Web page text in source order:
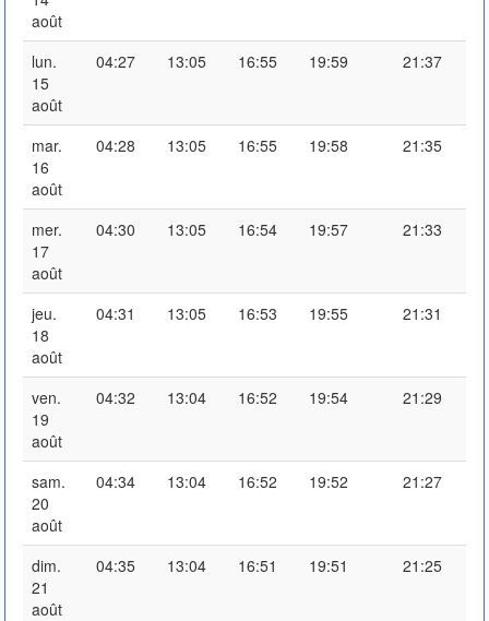
août
lun.
15
août
04:27 13:05 16:55 19:59 21:37
mar.
16
août
04:28 13:05 16:55 19:58 21:35
mer.
17
août
04:30 13:05 16:54 19:57 21:33
jeu.
18
août
04:31 13:05 16:53 19:55 21:31
ven.
19
août
04:32 13:04 16:52 19:54 21:29
sam.
20
août
04:34 13:04 16:52 19:52 21:27
dim.
21
août
04:35 13:04 16:51 19:51 21:25